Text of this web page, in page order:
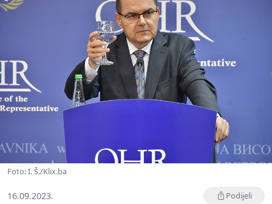
Foto: I. Š./Klix.ba
16.09.2023. Podijeli